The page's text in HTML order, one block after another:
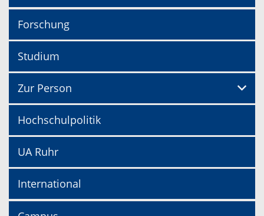
Forschung
Studium
Zur Person
Hochschulpolitik
UA Ruhr
International